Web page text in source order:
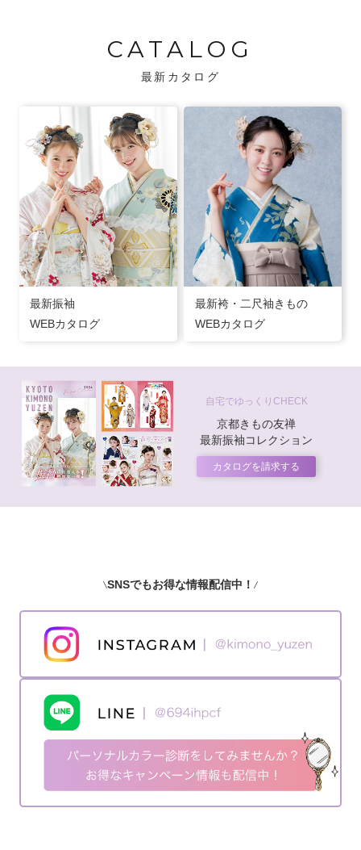
・振袖コンシェルジュが、振袖に合う小物や
バッグでお嬢様らしいコーディネートをご
CATALOG
最新カタログ
最新振袖
WEBカタログ
最新袴・二尺袖きもの
WEBカタログ
自宅でゆっくりCHECK
京都きもの友禅
最新振袖コレクション
カタログを請求する
SNSでもお得な情報配信中！